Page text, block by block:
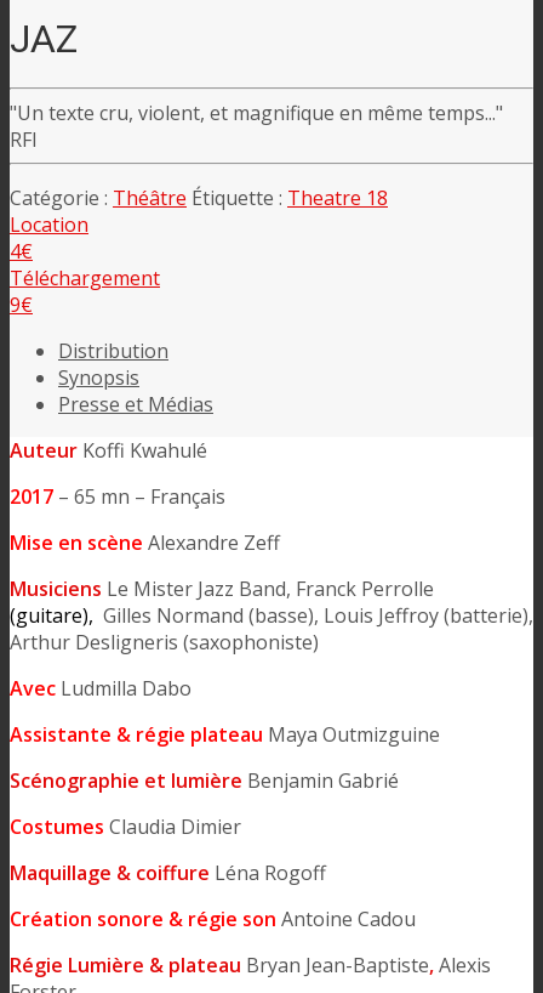
JAZ
"Un texte cru, violent, et magnifique en même temps..."
RFI
Catégorie : Théâtre Étiquette : Theatre 18
Location
4€
Téléchargement
9€
Distribution
Synopsis
Presse et Médias
Auteur Koffi Kwahulé
2017 – 65 mn – Français
Mise en scène Alexandre Zeff
Musiciens Le Mister Jazz Band, Franck Perrolle
(guitare), Gilles Normand (basse), Louis Jeffroy (batterie),
Arthur Desligneris (saxophoniste)
Avec Ludmilla Dabo
Assistante & régie plateau Maya Outmizguine
Scénographie et lumière Benjamin Gabrié
Costumes Claudia Dimier
Maquillage & coiffure Léna Rogoff
Création sonore & régie son Antoine Cadou
Régie Lumière & plateau Bryan Jean-Baptiste,Alexis